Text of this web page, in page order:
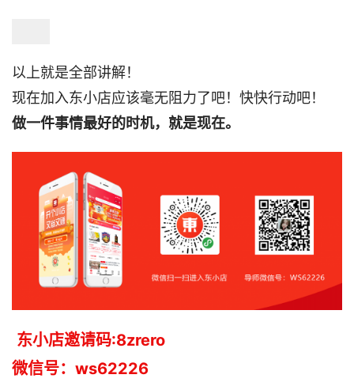
以上就是全部讲解！
现在加入东小店应该毫无阻力了吧！快快行动吧！
做一件事情最好的时机，就是现在。
东小店邀请码:8zrero
微信号：ws62226